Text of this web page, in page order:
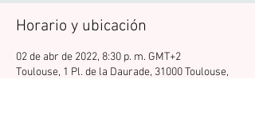
Horario y ubicación
02 de abr de 2022, 8:30 p. m. GMT+2
Toulouse, 1 Pl. de la Daurade, 31000 Toulouse,